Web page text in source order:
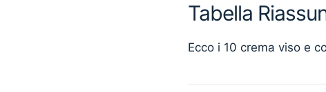
Tabella
Ecco i 10 crema viso e